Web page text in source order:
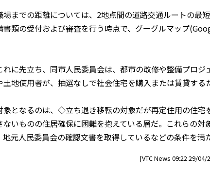
までの距離については、2地点間の道路交通ルートの最
書類の受付および審査を行う時点で、グーグルマップ
に先立ち、同市人民委員会は、都市の改修や整備プロ
土地使用者が、抽選なしで社会住宅を購入または賃貸する
となるのは、◇立ち退き移転の対象だが再定住用の住
ないものの住居確保に困難を抱えている層だ。これらの
地元人民委員会の確認文書を取得しているなどの条件を満
[VTC News 09:22 29/04/